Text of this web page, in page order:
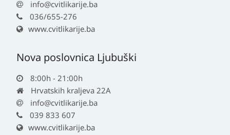
info@cvitlikarije.ba
036/655-276
www.cvitlikarije.ba
Nova poslovnica Ljubuški
8:00h - 21:00h
Hrvatskih kraljeva 22A
info@cvitlikarije.ba
039 833 607
www.cvitlikarije.ba